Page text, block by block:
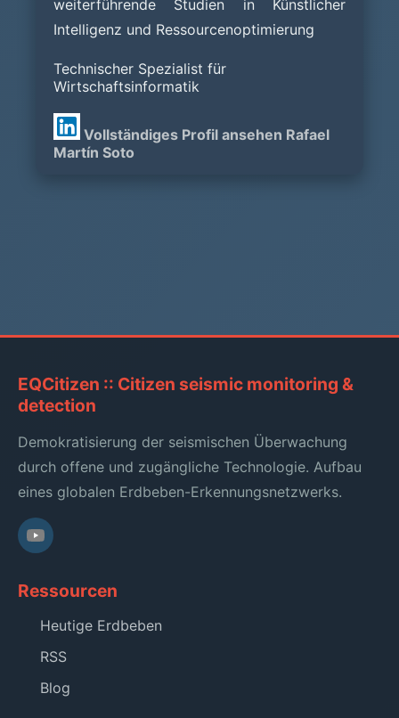
weiterführende Studien in Künstlicher
Intelligenz und Ressourcenoptimierung
Technischer Spezialist für
Wirtschaftsinformatik
Vollständiges Profil ansehen Rafael
Martín Soto
EQCitizen :: Citizen seismic monitoring &
detection
Demokratisierung der seismischen Überwachung
durch offene und zugängliche Technologie. Aufbau
eines globalen Erdbeben-Erkennungsnetzwerks.
Ressourcen
Heutige Erdbeben
RSS
Blog